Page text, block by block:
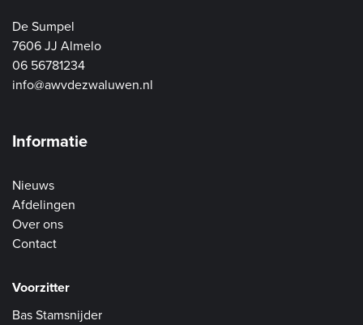
De Sumpel
7606 JJ Almelo
06 56781234
info@awvdezwaluwen.nl
Informatie
Nieuws
Afdelingen
Over ons
Contact
Voorzitter
Bas Stamsnijder